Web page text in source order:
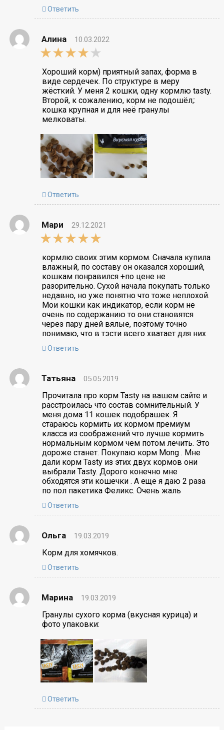
Ответить
Алина
10.03.2022
4,0
rating
Хороший корм) приятный запах, форма в
виде сердечек. По структуре в меру
жёсткий. У меня 2 кошки, одну кормлю tasty.
Второй, к сожалению, корм не подошёл;:
кошка крупная и для неё гранулы
мелковаты.
Ответить
Мари
29.12.2021
5,0
rating
кормлю своих этим кормом. Сначала купила
влажный, по составу он оказался хороший,
кошкам понравился +по цене не
разорительно. Сухой начала покупать только
недавно, но уже понятно что тоже неплохой.
Мои кошки как индикатор, если корм не
очень по содержанию то они становятся
через пару дней вялые, поэтому точно
понимаю, что в тэсти всего хватает для них
Ответить
Татьяна 05.05.2019
Прочитала про корм Tasty на вашем сайте и
расстроилась что состав сомнительный. У
меня дома 11 кошек подобрашек. Я
стараюсь кормить их кормом премиум
класса из соображений что лучше кормить
нормальным кормом чем потом лечить. Это
дороже станет. Покупаю корм Mong . Мне
дали корм Tasty из этих двух кормов они
выбрали Tasty. Дорого конечно мне
обходятся эти кошечки . А еще я даю 2 раза
по пол пакетика Феликс. Очень жаль
Ответить
Ольга 19.03.2019
Корм для хомячков.
Ответить
Марина 19.03.2019
Гранулы сухого корма (вкусная курица) и
фото упаковки:
Ответить